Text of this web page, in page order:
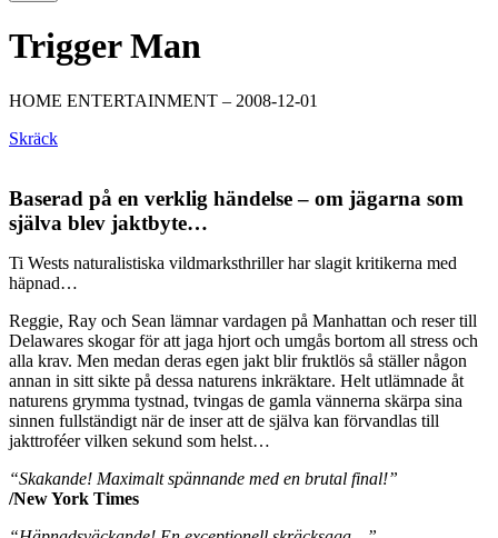
Trigger Man
HOME ENTERTAINMENT – 2008-12-01
Skräck
Baserad på en verklig händelse – om jägarna som
själva blev jaktbyte…
Ti Wests naturalistiska vildmarksthriller har slagit kritikerna med
häpnad…
Reggie, Ray och Sean lämnar vardagen på Manhattan och reser till
Delawares skogar för att jaga hjort och umgås bortom all stress och
alla krav. Men medan deras egen jakt blir fruktlös så ställer någon
annan in sitt sikte på dessa naturens inkräktare. Helt utlämnade åt
naturens grymma tystnad, tvingas de gamla vännerna skärpa sina
sinnen fullständigt när de inser att de själva kan förvandlas till
jakttroféer vilken sekund som helst…
“Skakande! Maximalt spännande med en brutal final!”
/New York Times